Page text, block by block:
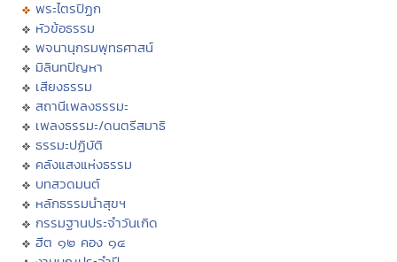
พระไตรปิฏก
หัวข้อธรรม
พจนานุกรมพุทธศาสน์
มิลินทปัญหา
เสียงธรรม
สถานีเพลงธรรมะ
เพลงธรรมะ/ดนตรีสมาธิ
ธรรมะปฏิบัติ
คลังแสงแห่งธรรม
บทสวดมนต์
หลักธรรมนำสุขฯ
กรรมฐานประจำวันเกิด
ฮีต ๑๒ คอง ๑๔